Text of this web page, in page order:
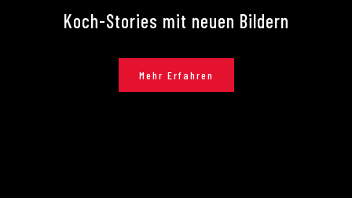
Koch-Stories mit neuen Bildern
Mehr Erfahren